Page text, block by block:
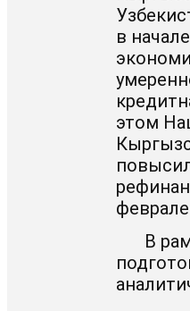
в
этом
феврале
В